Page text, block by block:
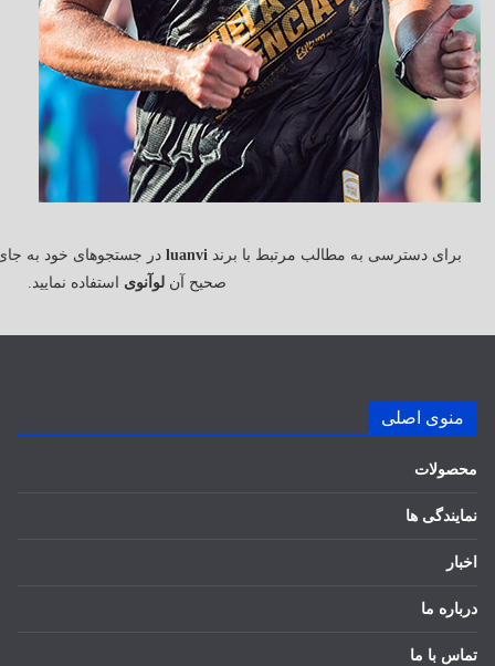
برای دسترسی به مطالب مرتبط با برندluanvi در جستجوهای خود به
صحیح آنلوآنوی استفاده نمایید.
منوی اصلی
محصولات
نمایندگی ها
اخبار
درباره ما
تماس با ما